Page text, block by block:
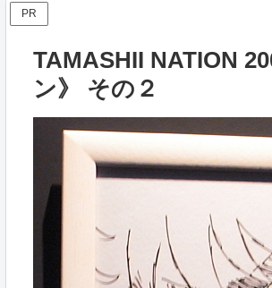
PR
TAMASHII NATION
ン》 その２